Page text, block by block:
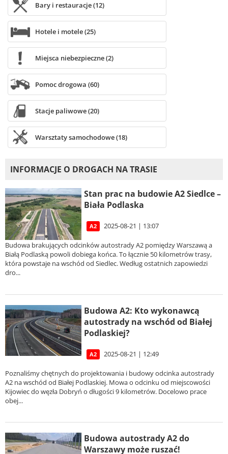
Bary i restauracje (12)
Hotele i motele (25)
Miejsca niebezpieczne (2)
Pomoc drogowa (60)
Stacje paliwowe (20)
Warsztaty samochodowe (18)
INFORMACJE O DROGACH NA TRASIE
Stan prac na budowie A2 Siedlce –
Biała Podlaska
A2 2025-08-21 | 13:07
Budowa brakujących odcinków autostrady A2 pomiędzy Warszawą a
Białą Podlaską powoli dobiega końca. To łącznie 50 kilometrów trasy,
która powstaje na wschód od Siedlec. Według ostatnich zapowiedzi
dro...
Budowa A2: Kto wykonawcą
autostrady na wschód od Białej
Podlaskiej?
A2 2025-08-21 | 12:49
Poznaliśmy chętnych do projektowania i budowy odcinka autostrady
A2 na wschód od Białej Podlaskiej. Mowa o odcinku od miejscowości
Kijowiec do węzła Dobryń o długości 9 kilometrów. Docelowo prace
obej...
Budowa autostrady A2 do
Warszawy może ruszać!